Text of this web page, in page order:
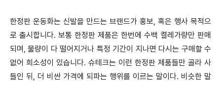
한정판 운동화는 신발을 만드는 브랜드가 홍보, 혹은 행사 목적으
로 출시합니다. 보통 한정판 제품은 한번에 수백 켤레가량만 판매
되며, 물량이 다 떨어지거나 특정 기간이 지나면 다시는 구매할 수
없어 희소성이 있습니다. 슈테크는 이런 한정판 제품들만 골라 사
들인 뒤, 더 비싼 가격에 되파는 행위를 이르는 말이다. 비슷한 말